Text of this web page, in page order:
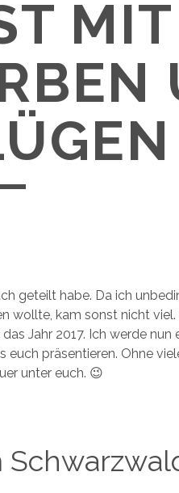
geteilt habe. Da ich
wollte, kam sonst nicht viel.
Jahr 2017. Ich werde nun
euch präsentieren. Ohne
unter euch. 😉